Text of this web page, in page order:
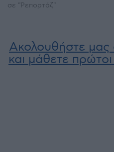
σε "Ρεπορτάζ"
Ακολουθήστε μας
και μάθετε πρώτοι